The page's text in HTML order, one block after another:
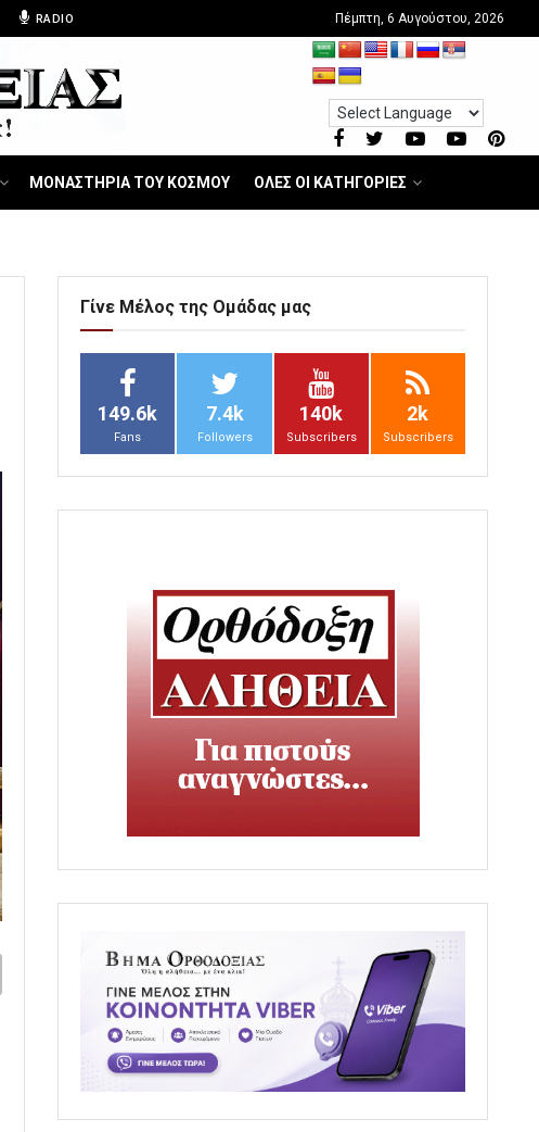
RADIO Πέμπτη, 6 Αυγούστου, 2026
ΜΟΝΑΣΤΗΡΙΑ ΤΟΥ ΚΟΣΜΟΥ ΟΛΕΣ ΟΙ ΚΑΤΗΓΟΡΙΕΣ
Γίνε Μέλος της Ομάδας μας
149.6k
Fans
7.4k
Followers
140k
Subscribers
2k
Subscribers